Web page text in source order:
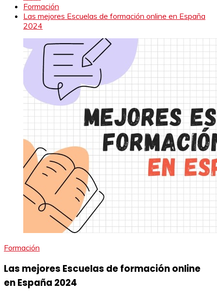
Formación
Las mejores Escuelas de formación online en España
2024
Formación
Las mejores Escuelas de formación online
en España 2024